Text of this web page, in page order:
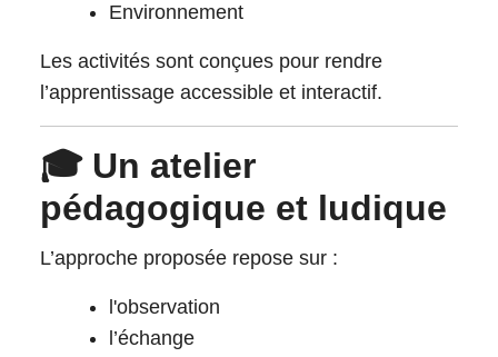
Environnement
Les activités sont conçues pour rendre
l’apprentissage accessible et interactif.
🎓 Un atelier
pédagogique et ludique
L’approche proposée repose sur :
l'observation
l’échange